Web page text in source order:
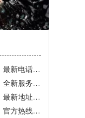
成都卡地亚官方售后服务中心｜最新电话和维修门店地址权威信息公告（2026年7月最新）
成都卡地亚官方售后服务中心｜全新服务热线及门店地址权威信息公告（2026年7月最新）
成都卡地亚官方售后服务中心｜最新地址及服务热线权威信息通告（2026年7月最新）
成都卡地亚官方售后服务中心｜官方热线与门店地址权威信息公示（2026年7月最新）